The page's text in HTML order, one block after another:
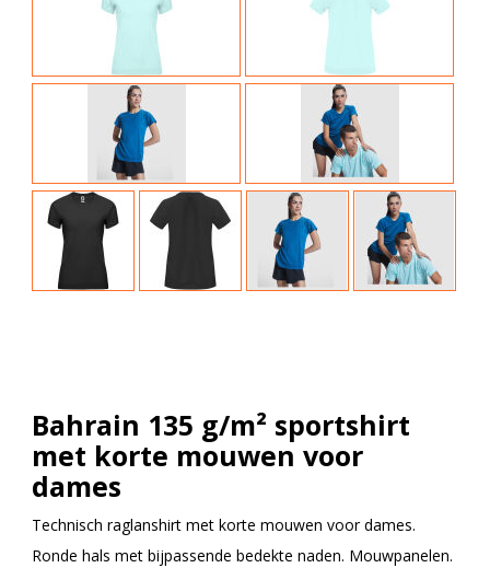
Bahrain 135 g/m² sportshirt
met korte mouwen voor
dames
Technisch raglanshirt met korte mouwen voor dames.
Ronde hals met bijpassende bedekte naden. Mouwpanelen.